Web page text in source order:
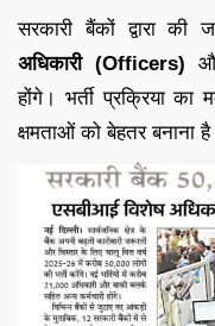
सरकारी बैंकों द्वारा की
अधिकारी (Officers)
होंगे। भर्ती प्रक्रिया
क्षमताओं को बेहतर बनाना